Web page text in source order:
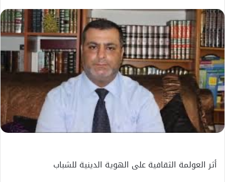
إلكترونيا
أثر العولمة الثقافية على الهوية الدينية للشباب